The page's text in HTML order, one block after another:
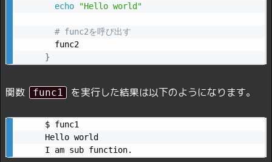
echo "Hello world"
# func2を呼び出す
}
関数 func1 を実行した結果は以下のようになります。
$ func1
Hello world
I am sub function.